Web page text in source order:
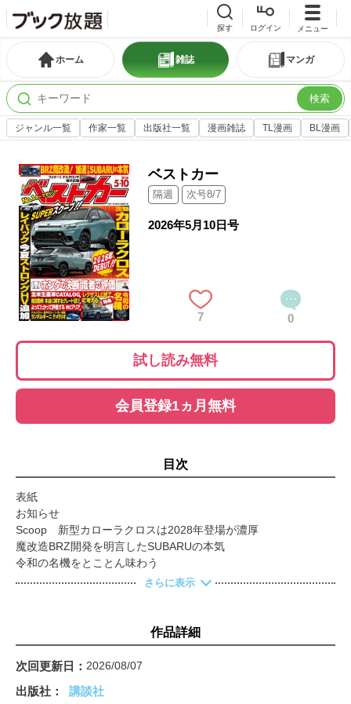
探す ログイン メニュー
ホーム 雑誌 マンガ
検索
ジャンル一覧 作家一覧 出版社一覧 漫画雑誌 TL漫画 BL漫画
ベストカー
隔週 次号8/7
2026年5月10日号
7 0
試し読み無料
会員登録1ヵ月無料
目次
表紙
お知らせ
Scoop 新型カローラクロスは2028年登場が濃厚
魔改造BRZ開発を明言したSUBARUの本気
令和の名機をとことん味わう
ホンダのEV戦略転換決断を斬る
人気軽自動車の買い得グレード指南
ミドルSUVの旧型を中古で狙う
さらに表示
作品詳細
次回更新日 2026/08/07
出版社
講談社